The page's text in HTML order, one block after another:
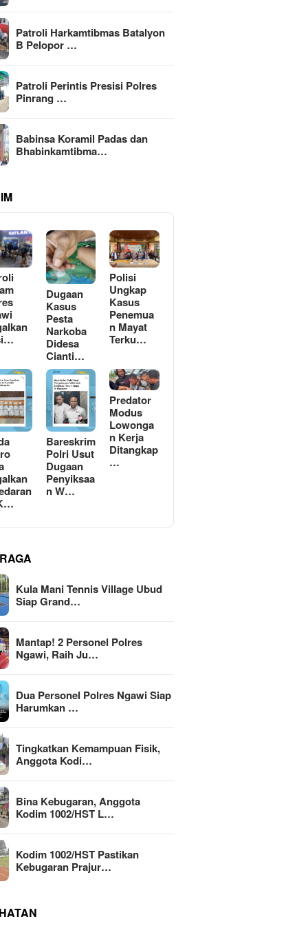
Patroli Harkamtibmas Batalyon
B Pelopor …
Patroli Perintis Presisi Polres
Pinrang …
Babinsa Koramil Padas dan
Bhabinkamtibma…
Dugaan
Kasus
Pesta
Narkoba
Didesa
Cianti…
Polisi
Ungkap
Kasus
Penemua
n Mayat
Terku…
Bareskrim
Polri Usut
Dugaan
Penyiksaa
n W…
Predator
Modus
Lowonga
n Kerja
Ditangkap
…
Kula Mani Tennis Village Ubud
Siap Grand…
Mantap! 2 Personel Polres
Ngawi, Raih Ju…
Dua Personel Polres Ngawi Siap
Harumkan …
Tingkatkan Kemampuan Fisik,
Anggota Kodi…
Bina Kebugaran, Anggota
Kodim 1002/HST L…
Kodim 1002/HST Pastikan
Kebugaran Prajur…